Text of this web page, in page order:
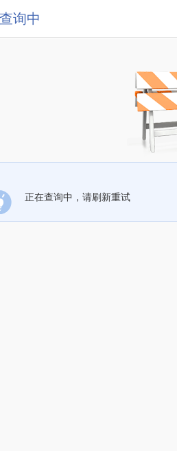
询中
正在查询中，请刷新重试